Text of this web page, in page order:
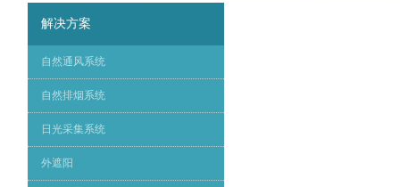
解决方案
自然通风系统
自然排烟系统
日光采集系统
外遮阳